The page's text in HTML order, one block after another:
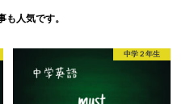
も人気です。
中学２年生